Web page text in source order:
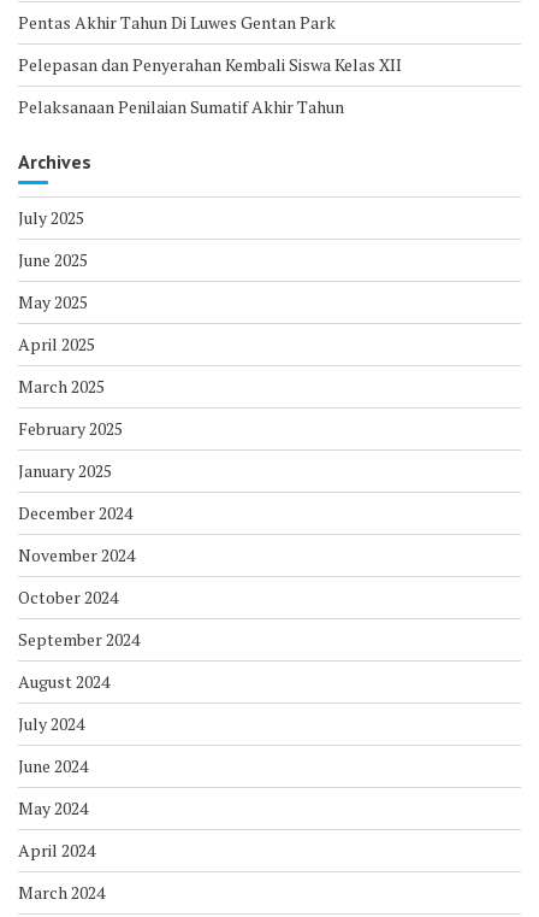
Pentas Akhir Tahun Di Luwes Gentan Park
Pelepasan dan Penyerahan Kembali Siswa Kelas XII
Pelaksanaan Penilaian Sumatif Akhir Tahun
Archives
July 2025
June 2025
May 2025
April 2025
March 2025
February 2025
January 2025
December 2024
November 2024
October 2024
September 2024
August 2024
July 2024
June 2024
May 2024
April 2024
March 2024